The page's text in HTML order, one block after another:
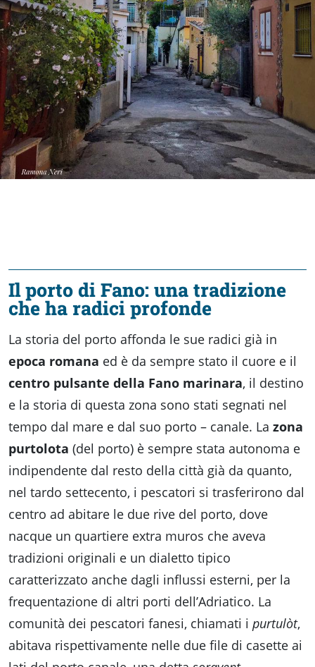
Accessibili
Il porto di Fano: una tradizione
che ha radici profonde
La storia del porto affonda le sue radici già in
epoca romana ed è da sempre stato il cuore e il
centro pulsante della Fano marinara, il destino
e la storia di questa zona sono stati segnati nel
tempo dal mare e dal suo porto – canale. La zona
purtolota (del porto) è sempre stata autonoma e
indipendente dal resto della città già da quanto,
nel tardo settecento, i pescatori si trasferirono dal
centro ad abitare le due rive del porto, dove
nacque un quartiere extra muros che aveva
tradizioni originali e un dialetto tipico
caratterizzato anche dagli influssi esterni, per la
frequentazione di altri porti dell’Adriatico. La
comunità dei pescatori fanesi, chiamati i purtulòt,
abitava rispettivamente nelle due file di casette ai